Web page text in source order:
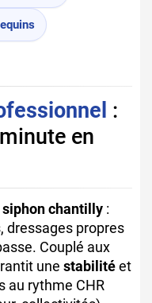
:
en
siphon chantilly :
dressages propres
Couplé aux
une stabilitéet
au rythme CHR